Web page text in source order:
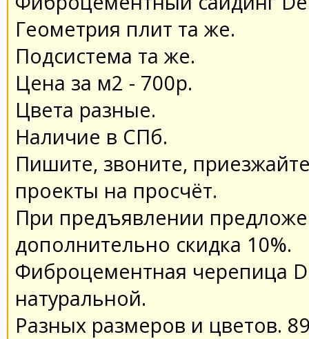
Геометрия плит та же.
Подсистема та же.
Цена за м2 - 700р.
Цвета разные.
Наличие в СПб.
Пишите, звоните,
проекты на просчёт.
При предъявлении
дополнительно скидка 10%.
Фиброцементная черепица
натуральной.
Разных размеров и цветов.